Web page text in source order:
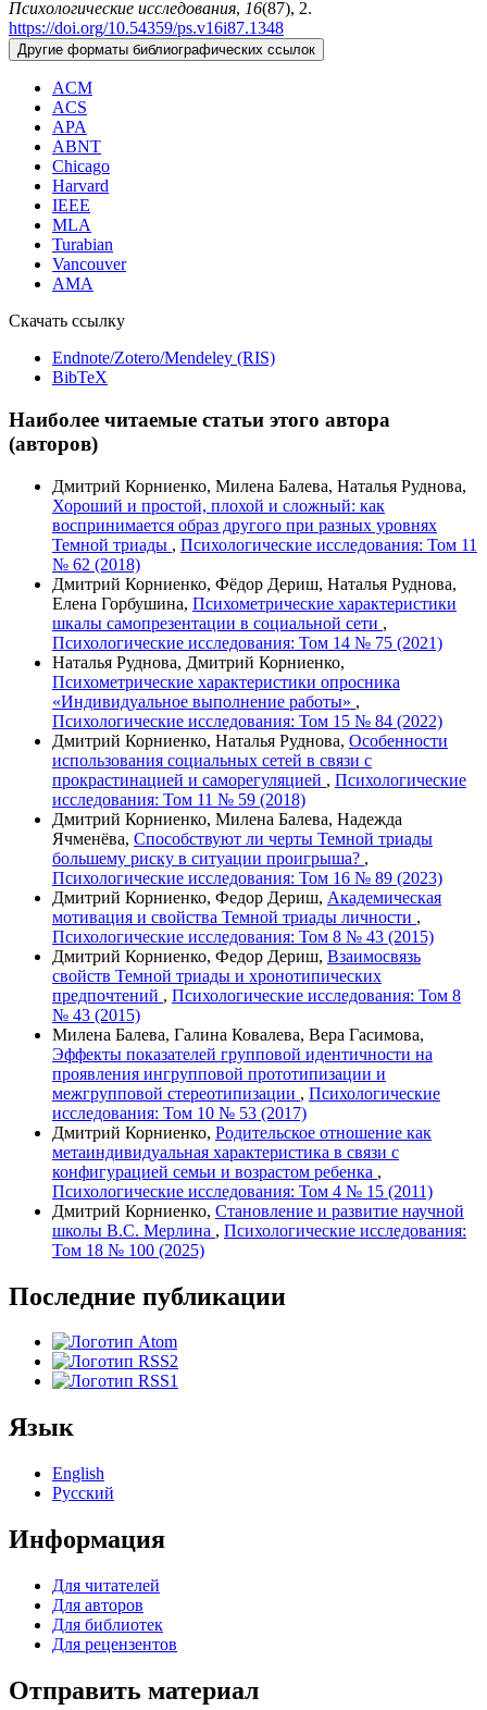
Психологические исследования, 16(87), 2.
https://doi.org/10.54359/ps.v16i87.1348
Другие форматы библиографических ссылок
ACM
ACS
APA
ABNT
Chicago
Harvard
IEEE
MLA
Turabian
Vancouver
AMA
Скачать ссылку
Endnote/Zotero/Mendeley (RIS)
BibTeX
Наиболее читаемые статьи этого автора
(авторов)
Дмитрий Корниенко, Милена Балева, Наталья Руднова,
Хороший и простой, плохой и сложный: как
воспринимается образ другого при разных уровнях
Темной триады , Психологические исследования: Том 11
№ 62 (2018)
Дмитрий Корниенко, Фёдор Дериш, Наталья Руднова,
Елена Горбушина, Психометрические характеристики
шкалы самопрезентации в социальной сети ,
Психологические исследования: Том 14 № 75 (2021)
Наталья Руднова, Дмитрий Корниенко,
Психометрические характеристики опросника
«Индивидуальное выполнение работы» ,
Психологические исследования: Том 15 № 84 (2022)
Дмитрий Корниенко, Наталья Руднова, Особенности
использования социальных сетей в связи с
прокрастинацией и саморегуляцией , Психологические
исследования: Том 11 № 59 (2018)
Дмитрий Корниенко, Милена Балева, Надежда
Ячменёва, Способствуют ли черты Темной триады
большему риску в ситуации проигрыша? ,
Психологические исследования: Том 16 № 89 (2023)
Дмитрий Корниенко, Федор Дериш, Академическая
мотивация и свойства Темной триады личности ,
Психологические исследования: Том 8 № 43 (2015)
Дмитрий Корниенко, Федор Дериш, Взаимосвязь
свойств Темной триады и хронотипических
предпочтений , Психологические исследования: Том 8
№ 43 (2015)
Милена Балева, Галина Ковалева, Вера Гасимова,
Эффекты показателей групповой идентичности на
проявления ингрупповой прототипизации и
межгрупповой стереотипизации , Психологические
исследования: Том 10 № 53 (2017)
Дмитрий Корниенко, Родительское отношение как
метаиндивидуальная характеристика в связи с
конфигурацией семьи и возрастом ребенка ,
Психологические исследования: Том 4 № 15 (2011)
Дмитрий Корниенко, Становление и развитие научной
школы В.С. Мерлина , Психологические исследования:
Том 18 № 100 (2025)
Последние публикации
Язык
English
Русский
Информация
Для читателей
Для авторов
Для библиотек
Для рецензентов
Отправить материал